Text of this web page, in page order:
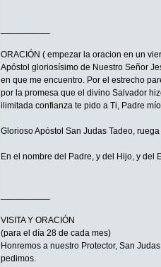
ORACIÓN ( empezar la oracion en un
Apóstol gloriosísimo de Nuestro Señor
en que me encuentro. Por el estrecho
por la promesa que el divino Salvador
ilimitada confianza te pido a Ti, Padre
Glorioso Apóstol San Judas Tadeo,
En el nombre del Padre, y del Hijo, y del
VISITA Y ORACIÓN
(para el día 28 de cada mes)
Honremos a nuestro Protector, San
pedimos.